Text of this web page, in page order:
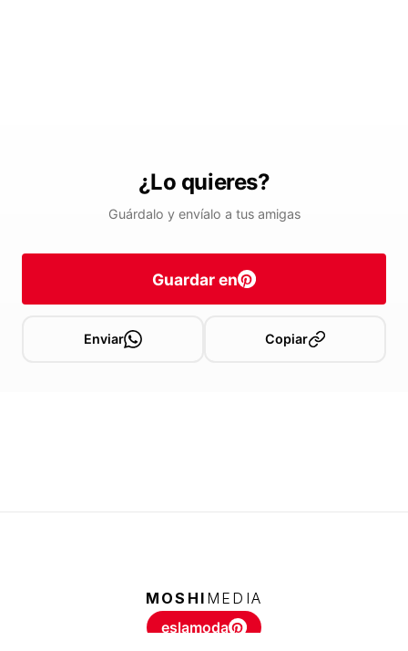
¿Lo quieres?
Guárdalo y envíalo a tus amigas
Guardar en
Enviar Copiar
MOSHI MEDIA
eslamoda